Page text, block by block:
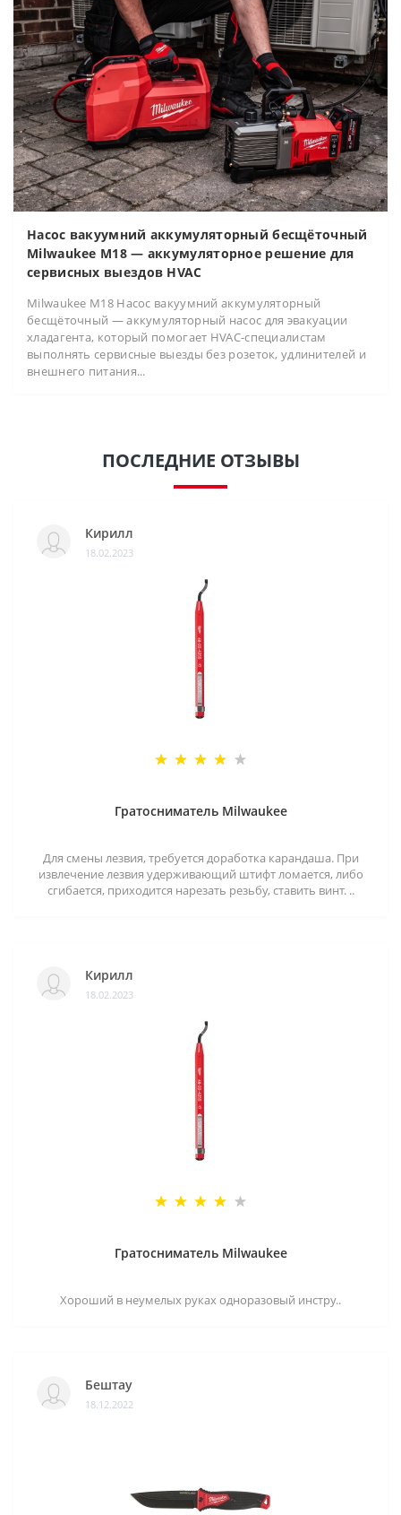
Насос вакуумний аккумуляторный бесщёточный
Milwaukee M18 — аккумуляторное решение для
сервисных выездов HVAC
Milwaukee M18 Насос вакуумний аккумуляторный
бесщёточный — аккумуляторный насос для эвакуации
хладагента, который помогает HVAC-специалистам
выполнять сервисные выезды без розеток, удлинителей и
внешнего питания...
ПОСЛЕДНИЕ ОТЗЫВЫ
Кирилл
18.02.2023
Гратосниматель Milwaukee
Для смены лезвия, требуется доработка карандаша. При
извлечение лезвия удерживающий штифт ломается, либо
сгибается, приходится нарезать резьбу, ставить винт. ..
Кирилл
18.02.2023
Гратосниматель Milwaukee
Хороший в неумелых руках одноразовый инстру..
Бештау
18.12.2022